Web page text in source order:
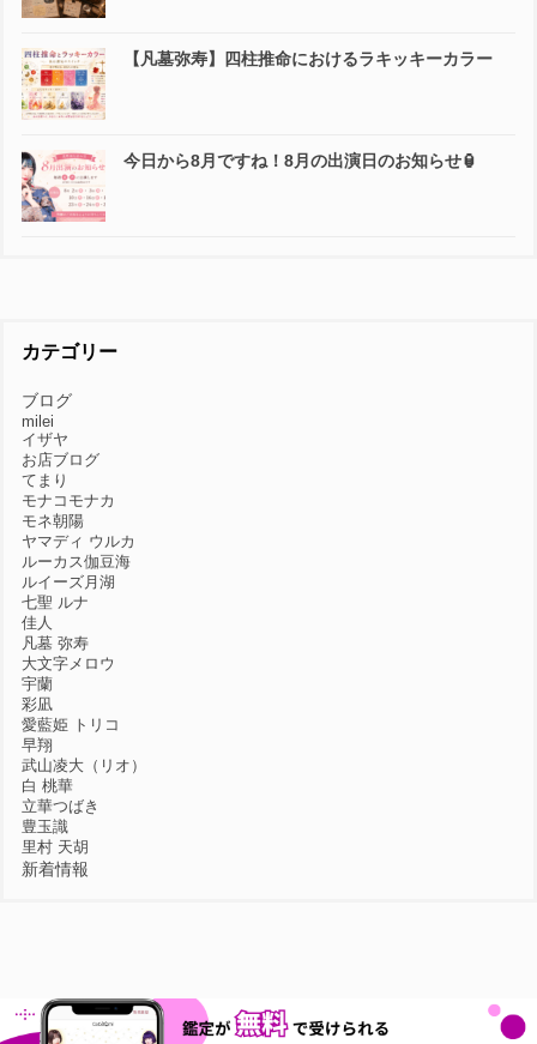
【凡墓弥寿】四柱推命におけるラキッキーカラー
今日から8月ですね！8月の出演日のお知らせ🏮
カテゴリー
ブログ
milei
イザヤ
お店ブログ
てまり
モナコモナカ
モネ朝陽
ヤマディ ウルカ
ルーカス伽豆海
ルイーズ月湖
七聖 ルナ
佳人
凡墓 弥寿
大文字メロウ
宇蘭
彩凪
愛藍姫 トリコ
早翔
武山凌大（リオ）
白 桃華
立華つばき
豊玉識
里村 天胡
新着情報